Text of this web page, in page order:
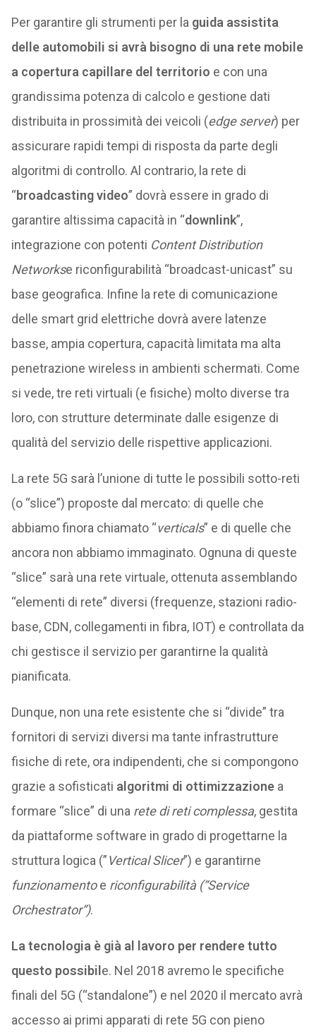
Per garantire gli strumenti per la guida assistita
delle automobili si avrà bisogno di una rete mobile
a copertura capillare del territorio e con una
grandissima potenza di calcolo e gestione dati
distribuita in prossimità dei veicoli (edge server) per
assicurare rapidi tempi di risposta da parte degli
algoritmi di controllo. Al contrario, la rete di
“broadcasting video” dovrà essere in grado di
garantire altissima capacità in “downlink”,
integrazione con potenti Content Distribution
Networkse riconfigurabilità “broadcast-unicast” su
base geografica. Infine la rete di comunicazione
delle smart grid elettriche dovrà avere latenze
basse, ampia copertura, capacità limitata ma alta
penetrazione wireless in ambienti schermati. Come
si vede, tre reti virtuali (e fisiche) molto diverse tra
loro, con strutture determinate dalle esigenze di
qualità del servizio delle rispettive applicazioni.
La rete 5G sarà l’unione di tutte le possibili sotto-reti
(o “slice”) proposte dal mercato: di quelle che
abbiamo finora chiamato “verticals” e di quelle che
ancora non abbiamo immaginato. Ognuna di queste
“slice” sarà una rete virtuale, ottenuta assemblando
“elementi di rete” diversi (frequenze, stazioni radio-
base, CDN, collegamenti in fibra, IOT) e controllata da
chi gestisce il servizio per garantirne la qualità
pianificata.
Dunque, non una rete esistente che si “divide” tra
fornitori di servizi diversi ma tante infrastrutture
fisiche di rete, ora indipendenti, che si compongono
grazie a sofisticati algoritmi di ottimizzazione a
formare “slice” di una rete di reti complessa, gestita
da piattaforme software in grado di progettarne la
struttura logica (”Vertical Slicer”) e garantirne
funzionamentoe riconfigurabilità (“Service
Orchestrator”).
La tecnologia è già al lavoro per rendere tutto
questo possibil e. Nel 2018 avremo le specifiche
finali del 5G (“standalone”) e nel 2020 il mercato avrà
accesso ai primi apparati di rete 5G con pieno